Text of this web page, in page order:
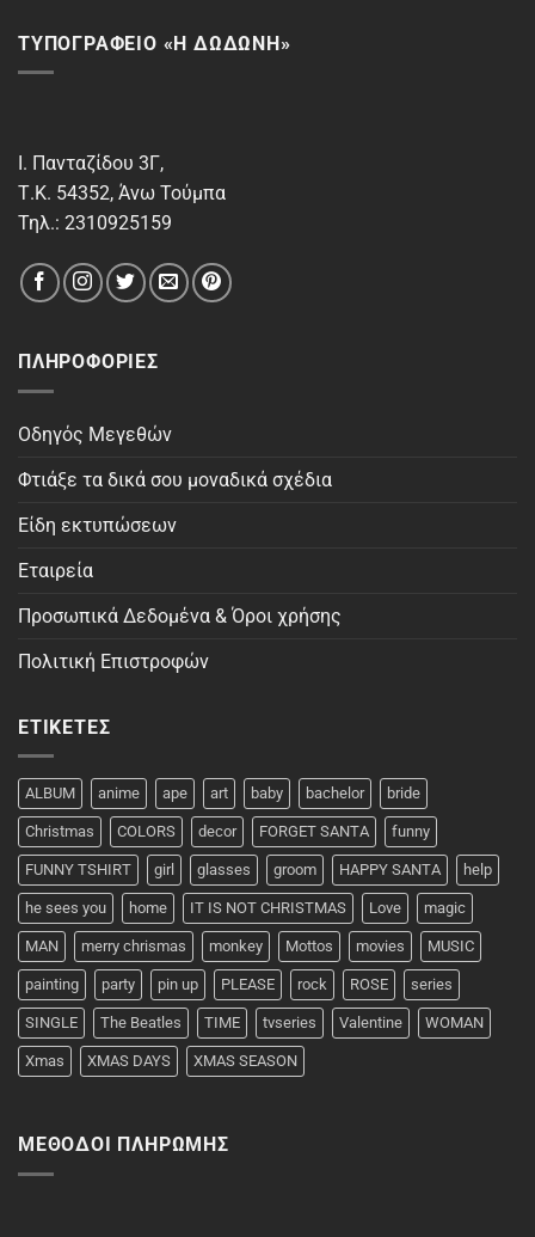
ΤΥΠΟΓΡΑΦΕΙΟ «Η ΔΩΔΩΝΗ»
Ι. Πανταζίδου 3Γ,
Τ.Κ. 54352, Άνω Τούμπα
Τηλ.: 2310925159
ΠΛΗΡΟΦΟΡΊΕΣ
Οδηγός Μεγεθών
Φτιάξε τα δικά σου μοναδικά σχέδια
Είδη εκτυπώσεων
Εταιρεία
Προσωπικά Δεδομένα & Όροι χρήσης
Πολιτική Επιστροφών
ΕΤΙΚΈΤΕΣ
ALBUM anime ape art baby bachelor bride
Christmas COLORS decor FORGET SANTA funny
FUNNY TSHIRT girl glasses groom HAPPY SANTA help
he sees you home IT IS NOT CHRISTMAS Love magic
MAN merry chrismas monkey Mottos movies MUSIC
painting party pin up PLEASE rock ROSE series
SINGLE The Beatles TIME tvseries Valentine WOMAN
Xmas XMAS DAYS XMAS SEASON
ΜΈΘΟΔΟΙ ΠΛΗΡΩΜΉΣ